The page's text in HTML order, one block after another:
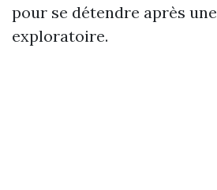
pour se détendre après
exploratoire.